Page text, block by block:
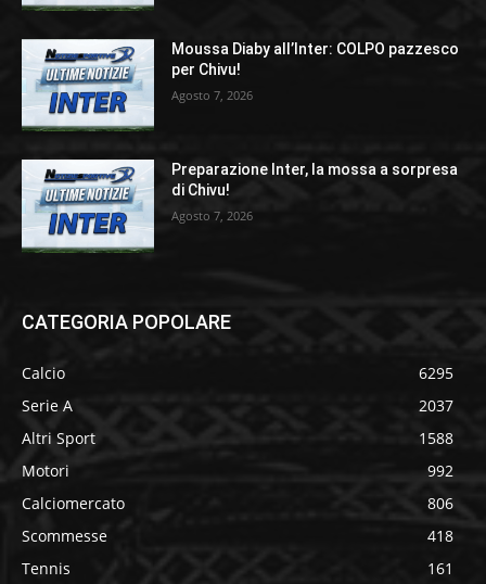
Moussa Diaby all’Inter: COLPO pazzesco
per Chivu!
Agosto 7, 2026
Preparazione Inter, la mossa a sorpresa
di Chivu!
Agosto 7, 2026
CATEGORIA POPOLARE
Calcio
6295
Serie A
2037
Altri Sport
1588
Motori
992
Calciomercato
806
Scommesse
418
Tennis
161